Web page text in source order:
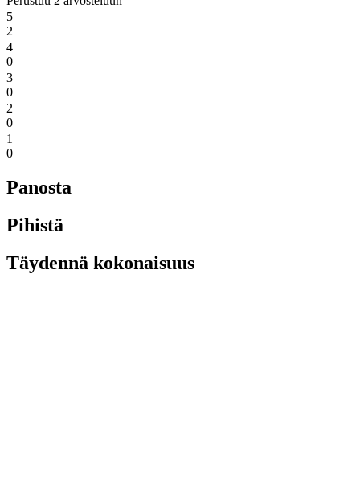
5
2
4
0
3
0
2
0
1
0
Panosta
Pihistä
Täydennä kokonaisuus